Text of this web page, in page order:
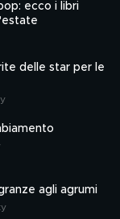
ecco i libri
delle star per le
agli agrumi